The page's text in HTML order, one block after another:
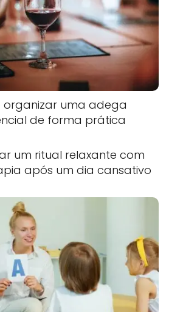
organizar uma adega
de forma prática
um ritual relaxante com
após um dia cansativo